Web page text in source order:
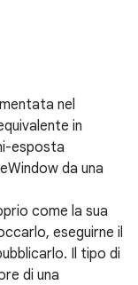
nel
in
esposta
da una
come la sua
eseguirne il
Il tipo di
di una